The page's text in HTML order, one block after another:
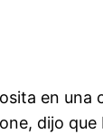
en
dijo